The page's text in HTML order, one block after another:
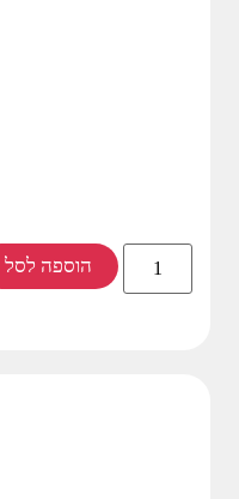
הוספה לסל